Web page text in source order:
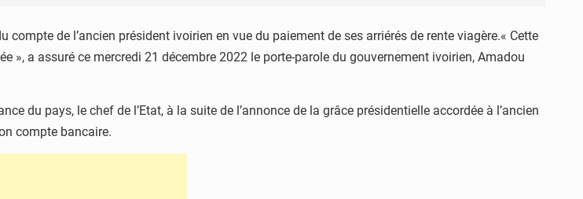
de l’ancien président ivoirien en vue du paiement de ses arriérés de rente viagère.« Cette
», a assuré ce mercredi 21 décembre 2022 le porte-parole du gouvernement ivoirien, Amadou
du pays, le chef de l’Etat, à la suite de l’annonce de la grâce présidentielle accordée à l’ancien
compte bancaire.